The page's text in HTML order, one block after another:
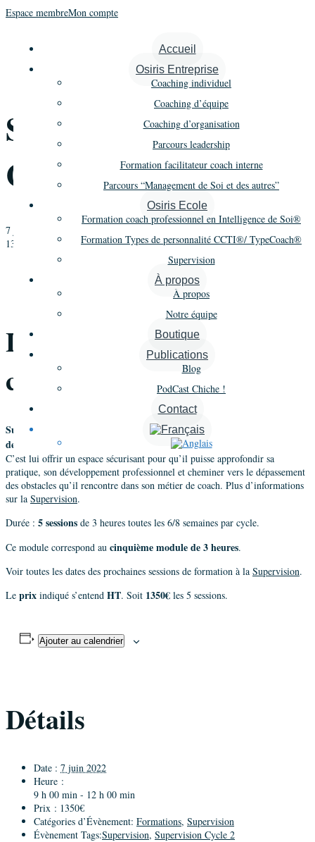
Espace membreMon compte
Accueil
Osiris Entreprise
Coaching individuel
Coaching d’équipe
Coaching d’organisation
Parcours leadership
Formation facilitateur coach interne
Parcours “Management de Soi et des autres”
Osiris Ecole
Formation coach professionnel en Intelligence de Soi®
Formation Types de personnalité CCTI®/ TypeCoach®
Supervision
À propos
À propos
Notre équipe
Boutique
Publications
Blog
PodCast Chiche !
Contact
« Tous les Évènements
Supervision 2021/22 –
Cycle 2 Session 5
7 juin 2022 @ 9 h 00 min
1350€
Formation Types de personnalité CCTI® – Promo 2 – Session 1 en
Formation Coaching – Promo 24 – 1er cycle – Module 3
La Supervision pour les
coachs certifiés
Superviser un coach, c’est l’inviter à élaborer une vision « supérieure »
de son « être-coach ».
C’est lui offrir un espace sécurisant pour qu’il puisse approfondir sa
pratique, son développement professionnel et cheminer vers le dépassement
des obstacles qu’il rencontre dans son métier de coach. Plus d’informations
sur la Supervision.
Durée : 5 sessions de 3 heures toutes les 6/8 semaines par cycle.
Ce module correspond au cinquième module de 3 heures.
Voir toutes les dates des prochaines sessions de formation à la Supervision.
Le prix indiqué s’entend HT. Soit 1350€ les 5 sessions.
Ajouter au calendrier
Détails
Date : 7 juin 2022
Heure :
9 h 00 min - 12 h 00 min
Prix : 1350€
Catégories d’Évènement: Formations, Supervision
Évènement Tags:Supervision, Supervision Cycle 2